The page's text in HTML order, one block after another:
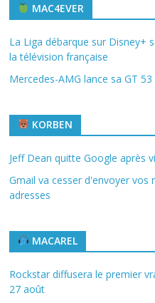
MAC4EVER
La Liga débarque sur Disney+
la télévision française
Mercedes-AMG lance sa GT
KORBEN
Jeff Dean quitte Google après
Gmail va cesser d'envoyer vos
adresses
MACAREL
Rockstar diffusera le premier
27 août